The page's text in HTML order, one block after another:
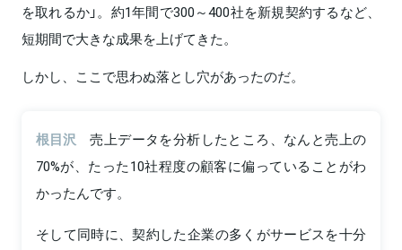
を取れるか」。約1年間で300～400社を新規契約するなど、
短期間で大きな成果を上げてきた。
しかし、ここで思わぬ落とし穴があったのだ。
根目沢
売上データを分析したところ、なんと売上の
70%が、たった10社程度の顧客に偏っていることがわ
かったんです。
そして同時に、契約した企業の多くがサービスを十分